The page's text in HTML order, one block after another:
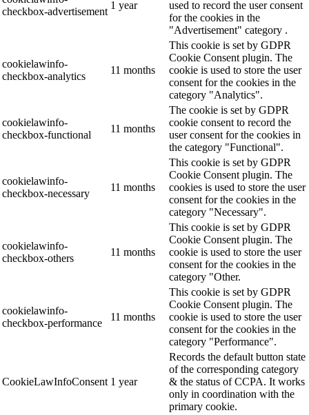
checkbox-advertisement
1 year
used to record the user consent
for the cookies in the
"Advertisement" category .
cookielawinfo-
checkbox-analytics
11 months
This cookie is set by GDPR
Cookie Consent plugin. The
cookie is used to store the user
consent for the cookies in the
category "Analytics".
cookielawinfo-
checkbox-functional
11 months
The cookie is set by GDPR
cookie consent to record the
user consent for the cookies in
the category "Functional".
cookielawinfo-
checkbox-necessary
11 months
This cookie is set by GDPR
Cookie Consent plugin. The
cookies is used to store the user
consent for the cookies in the
category "Necessary".
cookielawinfo-
checkbox-others
11 months
This cookie is set by GDPR
Cookie Consent plugin. The
cookie is used to store the user
consent for the cookies in the
category "Other.
cookielawinfo-
checkbox-performance
11 months
This cookie is set by GDPR
Cookie Consent plugin. The
cookie is used to store the user
consent for the cookies in the
category "Performance".
CookieLawInfoConsent 1 year
Records the default button state
of the corresponding category
& the status of CCPA. It works
only in coordination with the
primary cookie.